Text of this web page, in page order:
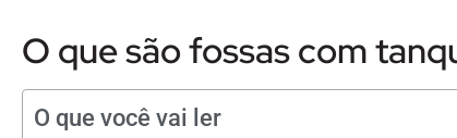
O que são fossas com
O que você vai ler